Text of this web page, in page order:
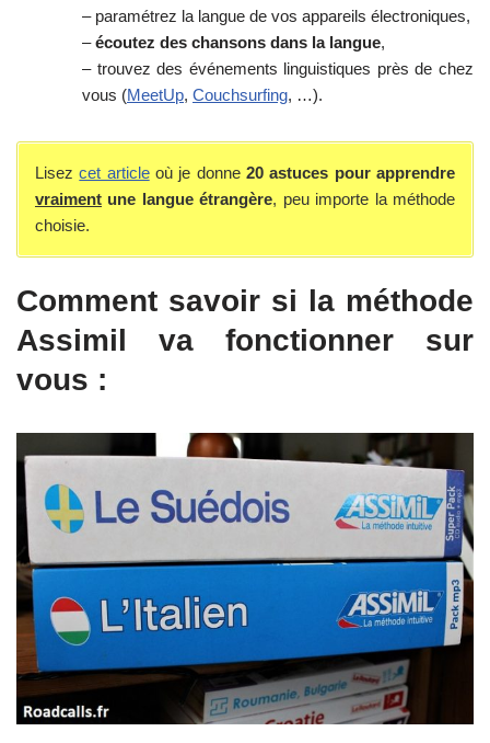
– paramétrez la langue de vos appareils électroniques,
–écoutez des chansons dans la langue,
– trouvez des événements linguistiques près de chez
vous (MeetUp, Couchsurfing, …).
Lisezcet articleoù je donne20 astuces pour apprendre
vraiment une langue étrangère, peu importe la méthode
choisie.
Comment savoir si la méthode
Assimil va fonctionner sur
vous :